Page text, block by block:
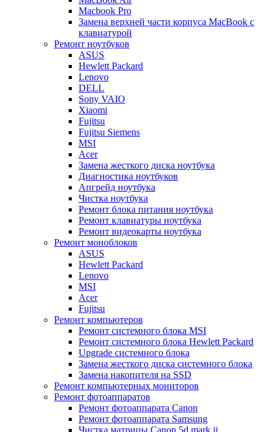
Macbook Pro
Замена верхней части корпуса MacBook с
клавиатурой
Ремонт ноутбуков
ASUS
Hewlett Packard
Lenovo
DELL
Sony VAIO
Xiaomi
Fujitsu
Fujitsu Siemens
MSI
Acer
Замена жесткого диска ноутбука
Диагностика ноутбуков
Апгрейд ноутбука
Чистка ноутбука
Ремонт блока питания ноутбука
Ремонт клавиатуры ноутбука
Ремонт видеокарты ноутбука
Ремонт моноблоков
ASUS
Hewlett Packard
Lenovo
MSI
Acer
Fujitsu
Ремонт компьютеров
Ремонт системного блока MSI
Ремонт системного блока Hewlett Packard
Upgrade системного блока
Замена жесткого диска системного блока
Замена накопителя на SSD
Ремонт компьютерных мониторов
Ремонт фотоаппаратов
Ремонт фотоаппарата Canon
Ремонт фотоаппарата Samsung
Чистка матрицы Canon 5d mark ii